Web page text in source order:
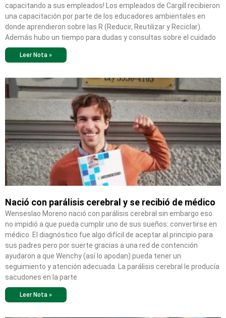
capacitando a sus empleados! Los empleados de Cargill recibieron
una capacitación por parte de los educadores ambientales en
donde aprendieron sobre las R (Reducir, Reutilizar y Reciclar).
Además hubo un tiempo para dudas y consultas sobre el cuidado
Leer Nota »
Nació con parálisis cerebral y se recibió de médico
Wenseslao Moreno nació con parálisis cerebral sin embargo eso
no impidió a que pueda cumplir uno de sus sueños: convertirse en
médico. El diagnóstico fue algo difícil de aceptar al principio para
sus padres pero por suerte gracias a una red de contención
ayudaron a que Wenchy (así lo apodan) pueda tener un
seguimiento y atención adecuada. La parálisis cerebral le producía
sacudones en la parte
Leer Nota »